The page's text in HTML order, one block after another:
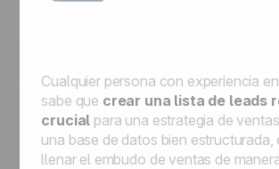
Cualquier persona con experiencia
sabe que crear una lista de leads
crucial para una estrategia de
una base de datos bien estructurada,
llenar el embudo de ventas de